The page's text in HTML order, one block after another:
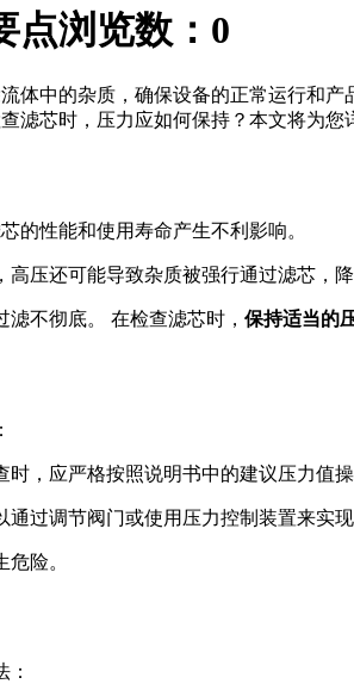
点浏览数： 0
体中的杂质，确保设备的正常运行和产
滤芯时，压力应如何保持？本文将为
的性能和使用寿命产生不利影响。
高压还可能导致杂质被强行通过滤芯，
不彻底。 在检查滤芯时， 保持适当的
时，应严格按照说明书中的建议压力值
通过调节阀门或使用压力控制装置来实
险。